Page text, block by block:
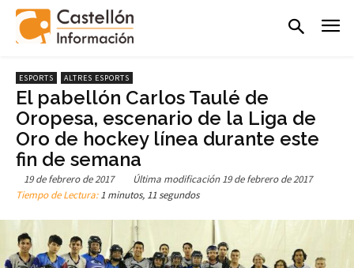
ESPORTS ALTRES ESPORTS
El pabellón Carlos Taulé de
Oropesa, escenario de la Liga de
Oro de hockey línea durante este
fin de semana
19 de febrero de 2017 Última modificación 19 de febrero de 2017
Tiempo de Lectura:1 minutos, 11 segundos